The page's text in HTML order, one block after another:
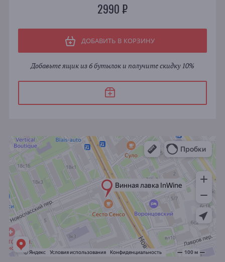
2990 ₽
ДОБАВИТЬ В КОРЗИНУ
Добавьте ящик из 6 бутылок и получите скидку 10%